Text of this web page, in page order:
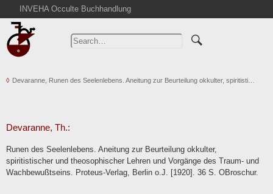
INVEHA Occulte Buchhandlung
Home
Advanced Search
Cart
Contact
Terms
Devaranne, Runen des Seelenlebens. Aneitung zur Beurteilung okkulter, spiritisti…
Devaranne, Th.:
Runen des Seelenlebens. Aneitung zur Beurteilung okkulter,
spiritistischer und theosophischer Lehren und Vorgänge des Traum- und
Wachbewußtseins. Proteus-Verlag, Berlin o.J. [1920]. 36 S. OBroschur.